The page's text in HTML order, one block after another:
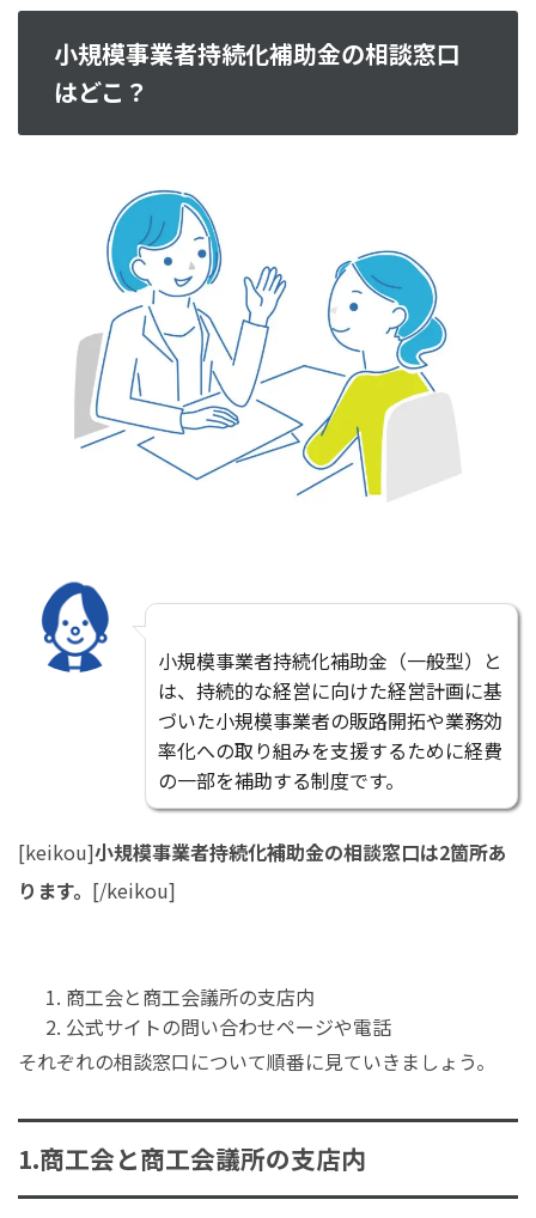
小規模事業者持続化補助金の相談窓口
はどこ？
小規模事業者持続化補助金（一般型）と
は、持続的な経営に向けた経営計画に基
づいた小規模事業者の販路開拓や業務効
率化への取り組みを支援するために経費
の一部を補助する制度です。
[keikou]小規模事業者持続化補助金の相談窓口は2箇所あ
ります。 [/keikou]
商工会と商工会議所の支店内
公式サイトの問い合わせページや電話
それぞれの相談窓口について順番に見ていきましょう。
1.商工会と商工会議所の支店内